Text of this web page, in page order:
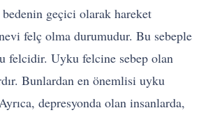
bedenin geçici olarak hareket
felç olma durumudur. Bu sebeple
felcidir. Uyku felcine sebep olan
Bunlardan en önemlisi uyku
depresyonda olan insanlarda,